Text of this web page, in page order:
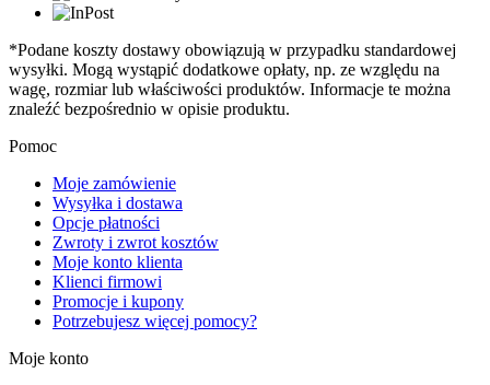
*Podane koszty dostawy obowiązują w przypadku standardowej
wysyłki. Mogą wystąpić dodatkowe opłaty, np. ze względu na
wagę, rozmiar lub właściwości produktów. Informacje te można
znaleźć bezpośrednio w opisie produktu.
Pomoc
Moje zamówienie
Wysyłka i dostawa
Opcje płatności
Zwroty i zwrot kosztów
Moje konto klienta
Klienci firmowi
Promocje i kupony
Potrzebujesz więcej pomocy?
Moje konto